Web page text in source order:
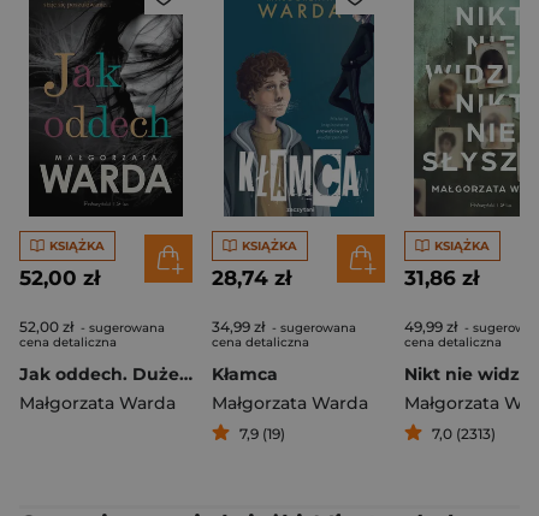
KSIĄŻKA
52,00 zł
52,00 zł - sugerowana
cena detaliczna
Jak oddech. Duże Litery
Małgorzata Warda
KSIĄŻKA
28,74 zł
34,99 zł - sugerowana
cena detaliczna
Kłamca
Małgorzata Warda
7,9 (19)
KSIĄŻKA
31,86 zł
49,99 zł -
cena detaliczna
Małgorzata
7,0 (2313)